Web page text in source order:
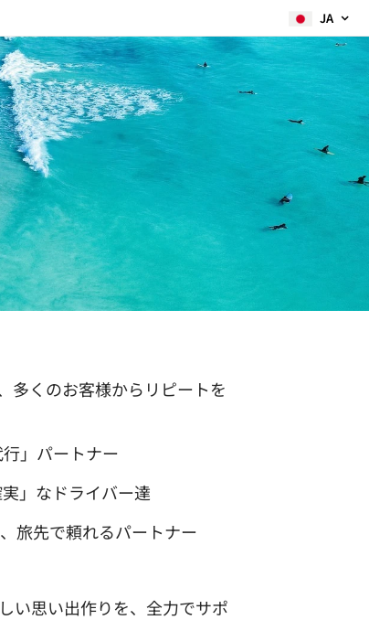
JA
多くのお客様からリピートを
」パートナー
」なドライバー達
旅先で頼れるパートナー
い思い出作りを、全力でサポ